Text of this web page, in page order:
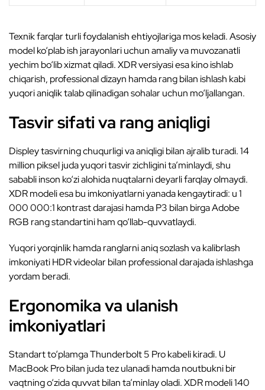
Texnik farqlar turli foydalanish ehtiyojlariga mos keladi. Asosiy
model ko‘plab ish jarayonlari uchun amaliy va muvozanatli
yechim bo‘lib xizmat qiladi. XDR versiyasi esa kino ishlab
chiqarish, professional dizayn hamda rang bilan ishlash kabi
yuqori aniqlik talab qilinadigan sohalar uchun mo‘ljallangan.
Tasvir sifati va rang aniqligi
Displey tasvirning chuqurligi va aniqligi bilan ajralib turadi. 14
million piksel juda yuqori tasvir zichligini ta’minlaydi, shu
sababli inson ko‘zi alohida nuqtalarni deyarli farqlay olmaydi.
XDR modeli esa bu imkoniyatlarni yanada kengaytiradi: u 1
000 000:1 kontrast darajasi hamda P3 bilan birga Adobe
RGB rang standartini ham qo‘llab-quvvatlaydi.
Yuqori yorqinlik hamda ranglarni aniq sozlash va kalibrlash
imkoniyati HDR videolar bilan professional darajada ishlashga
yordam beradi.
Ergonomika va ulanish
imkoniyatlari
Standart to‘plamga Thunderbolt 5 Pro kabeli kiradi. U
MacBook Pro bilan juda tez ulanadi hamda noutbukni bir
vaqtning o‘zida quvvat bilan ta’minlay oladi. XDR modeli 140